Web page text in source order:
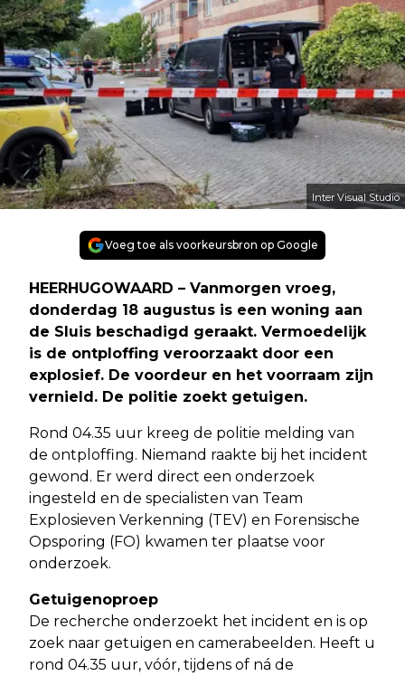
Inter Visual Studio
Voeg toe als voorkeursbron op Google
HEERHUGOWAARD – Vanmorgen vroeg,
donderdag 18 augustus is een woning aan
de Sluis beschadigd geraakt. Vermoedelijk
is de ontploffing veroorzaakt door een
explosief. De voordeur en het voorraam zijn
vernield. De politie zoekt getuigen.
Rond 04.35 uur kreeg de politie melding van
de ontploffing. Niemand raakte bij het incident
gewond. Er werd direct een onderzoek
ingesteld en de specialisten van Team
Explosieven Verkenning (TEV) en Forensische
Opsporing (FO) kwamen ter plaatse voor
onderzoek.
Getuigenoproep
De recherche onderzoekt het incident en is op
zoek naar getuigen en camerabeelden. Heeft u
rond 04.35 uur, vóór, tijdens of ná de